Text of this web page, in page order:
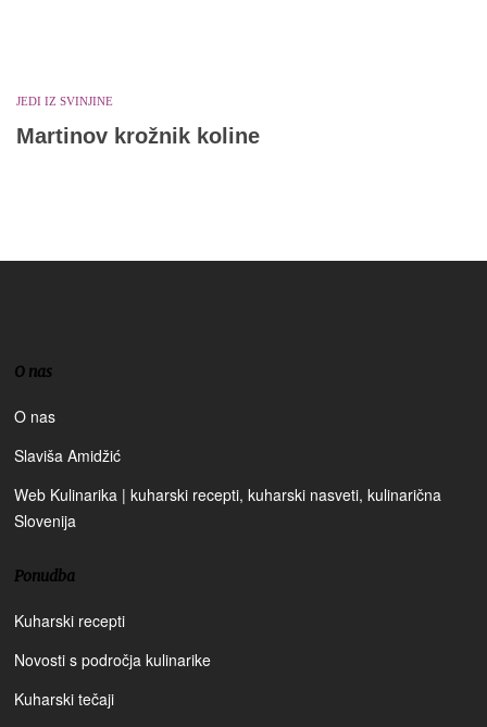
JEDI IZ SVINJINE
Martinov krožnik koline
O nas
O nas
Slaviša Amidžić
Web Kulinarika | kuharski recepti, kuharski nasveti, kulinarična
Slovenija
Ponudba
Kuharski recepti
Novosti s področja kulinarike
Kuharski tečaji